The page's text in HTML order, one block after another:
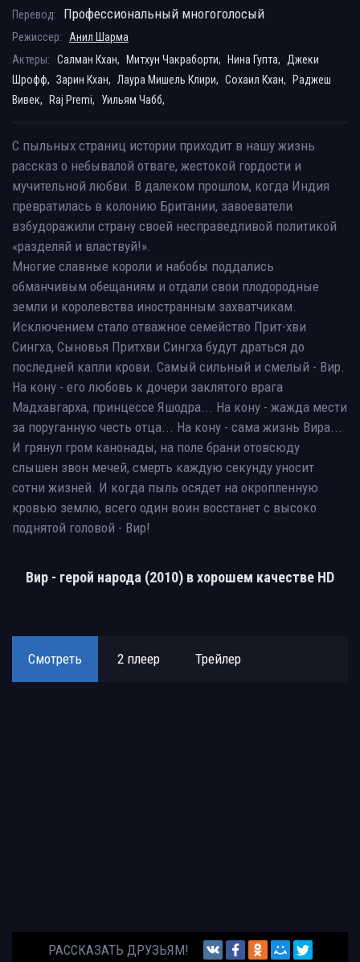
Перевод: Профессиональный многоголосый
Режиссер:
Анил Шарма
Актеры:
Салман Кхан, Митхун Чакраборти, Нина Гупта,
Джеки
Шрофф, Зарин Кхан, Лаура Мишель Клири, Сохаил Кхан,
Раджеш
Вивек,
Raj Premi, Уильям Чабб,
С пыльных страниц истории приходит в нашу жизнь
рассказ о небывалой отваге, жестокой гордости и
мучительной любви. В далеком прошлом, когда Индия
превратилась в колонию Британии, завоеватели
взбудоражили страну своей несправедливой политикой
«разделяй и властвуй!».
Многие славные короли и набобы поддались
обманчивым обещаниям и отдали свои плодородные
земли и королевства иностранным захватчикам.
Исключением стало отважное семейство Прит-хви
Сингха, Сыновья Притхви Сингха будут драться до
последней капли крови. Самый сильный и смелый - Вир.
На кону - его любовь к дочери заклятого врага
Мадхавгарха, принцессе Яшодра... На кону - жажда мести
за поруганную честь отца... На кону - сама жизнь Вира...
И грянул гром канонады, на поле брани отовсюду
слышен звон мечей, смерть каждую секунду уносит
сотни жизней. И когда пыль осядет на окропленную
кровью землю, всего один воин восстанет с высоко
поднятой головой - Вир!
Вир - герой народа (2010) в хорошем качестве HD
Смотреть 2 плеер Трейлер
РАССКАЗАТЬ ДРУЗЬЯМ!